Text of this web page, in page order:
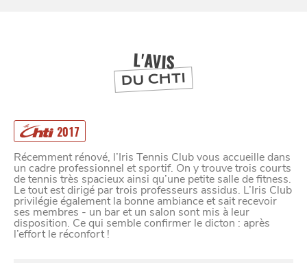
L'AVIS
DU CHTI
2017
Récemment rénové, l’Iris Tennis Club vous accueille dans
un cadre professionnel et sportif. On y trouve trois courts
de tennis très spacieux ainsi qu’une petite salle de fitness.
Le tout est dirigé par trois professeurs assidus. L’Iris Club
privilégie également la bonne ambiance et sait recevoir
ses membres - un bar et un salon sont mis à leur
disposition. Ce qui semble confirmer le dicton : après
l’effort le réconfort !